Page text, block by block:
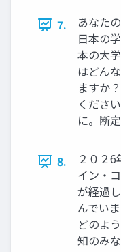
7.
あなた
日本の
本の大
はどん
ますか
くださ
に。断
8.
２０２
イン・
が経過
んでい
どのよ
知のみ